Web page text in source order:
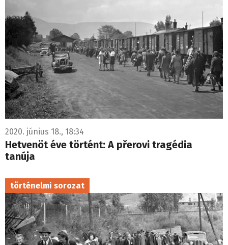
2020. június 18., 18:34
Hetvenöt éve történt: A přerovi tragédia
tanúja
történelmi sorozat